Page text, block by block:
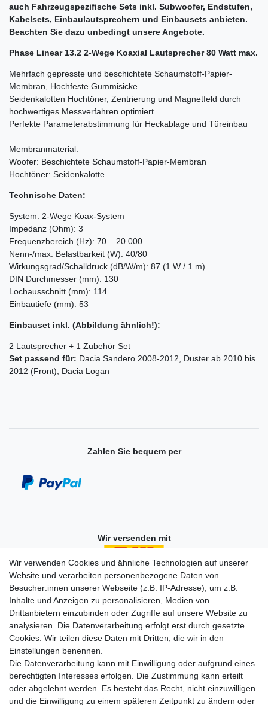
auch Fahrzeugspezifische Sets inkl. Subwoofer, Endstufen,
Kabelsets, Einbaulautsprechern und Einbausets anbieten.
Beachten Sie dazu unbedingt unsere Angebote.
Phase Linear 13.2 2-Wege Koaxial Lautsprecher 80 Watt max.
Mehrfach gepresste und beschichtete Schaumstoff-Papier-
Membran, Hochfeste Gummisicke
Seidenkalotten Hochtöner, Zentrierung und Magnetfeld durch
hochwertiges Messverfahren optimiert
Perfekte Parameterabstimmung für Heckablage und Türeinbau
Membranmaterial:
Woofer: Beschichtete Schaumstoff-Papier-Membran
Hochtöner: Seidenkalotte
Technische Daten:
System: 2-Wege Koax-System
Impedanz (Ohm): 3
Frequenzbereich (Hz): 70 – 20.000
Nenn-/max. Belastbarkeit (W): 40/80
Wirkungsgrad/Schalldruck (dB/W/m): 87 (1 W / 1 m)
DIN Durchmesser (mm): 130
Lochausschnitt (mm): 114
Einbautiefe (mm): 53
Einbauset inkl. (Abbildung ähnlich!):
2 Lautsprecher + 1 Zubehör Set
Set passend für: Dacia Sandero 2008-2012, Duster ab 2010 bis
2012 (Front), Dacia Logan
Zahlen Sie bequem per
Wir versenden mit
Einkaufen
Zahlungsarten
Versandarten & -kosten
Widerrufsrecht
Warenkorb
Zur Kasse
Vertrag widerrufen
Wir verwenden Cookies und ähnliche Technologien auf unserer
Website und verarbeiten personenbezogene Daten von
Besucher:innen unserer Webseite (z.B. IP-Adresse), um z.B.
Inhalte und Anzeigen zu personalisieren, Medien von
Drittanbietern einzubinden oder Zugriffe auf unsere Website zu
analysieren. Die Datenverarbeitung erfolgt erst durch gesetzte
Cookies. Wir teilen diese Daten mit Dritten, die wir in den
Einstellungen benennen.
Die Datenverarbeitung kann mit Einwilligung oder aufgrund eines
berechtigten Interesses erfolgen. Die Zustimmung kann erteilt
oder abgelehnt werden. Es besteht das Recht, nicht einzuwilligen
und die Einwilligung zu einem späteren Zeitpunkt zu ändern oder